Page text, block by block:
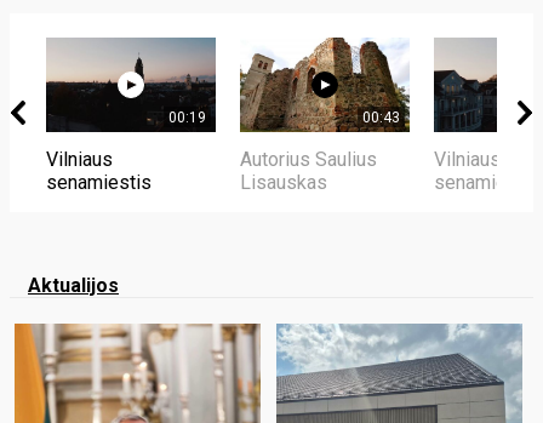
00:19
Vilniaus
senamiestis
00:43
Autorius Saulius
Lisauskas
Vilniaus
senamiestis
Aktualijos